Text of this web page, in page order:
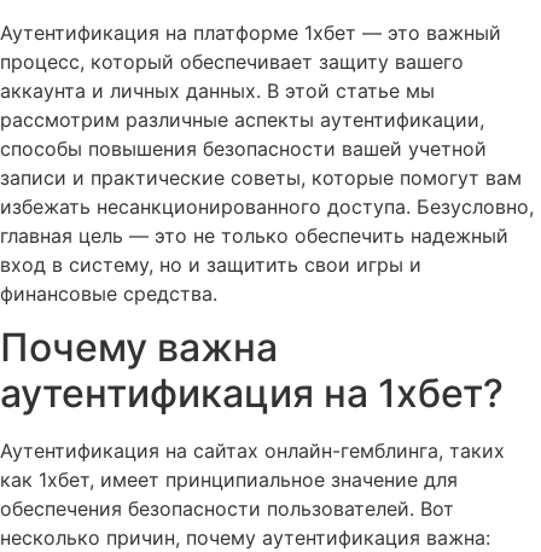
Аутентификация на платформе 1хбет — это важный
процесс, который обеспечивает защиту вашего
аккаунта и личных данных. В этой статье мы
рассмотрим различные аспекты аутентификации,
способы повышения безопасности вашей учетной
записи и практические советы, которые помогут вам
избежать несанкционированного доступа. Безусловно,
главная цель — это не только обеспечить надежный
вход в систему, но и защитить свои игры и
финансовые средства.
Почему важна
аутентификация на 1хбет?
Аутентификация на сайтах онлайн-гемблинга, таких
как 1хбет, имеет принципиальное значение для
обеспечения безопасности пользователей. Вот
несколько причин, почему аутентификация важна: